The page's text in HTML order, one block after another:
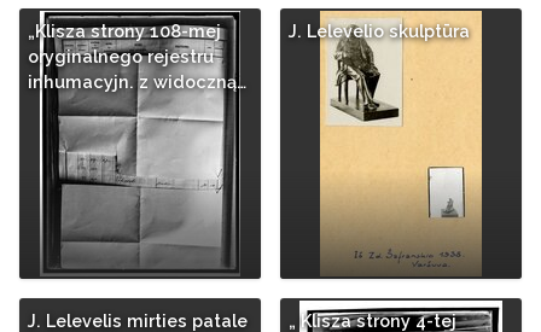
„Klisza strony 108-mej
oryginalnego rejestru
inhumacyjn. z widoczną…
J. Lelevelio skulptūra
J. Lelevelis mirties patale
„ Klisza strony 4-tej